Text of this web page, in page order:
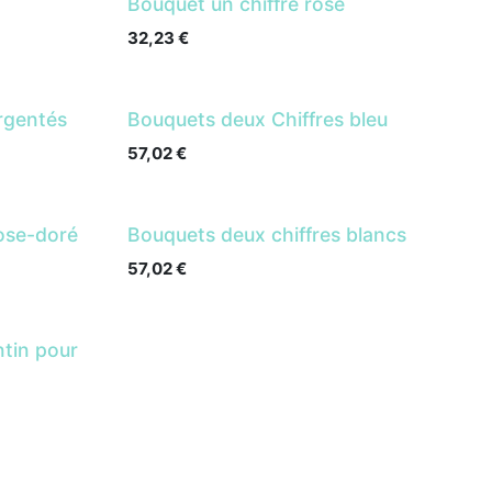
32,23 €
Bouquets deux Chiffres bleu
57,02€
doré Bouquets deux chiffres blancs
57,02€
pour